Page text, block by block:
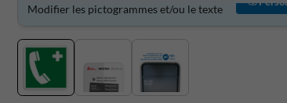
Modifier les pictogrammes et/ou le texte